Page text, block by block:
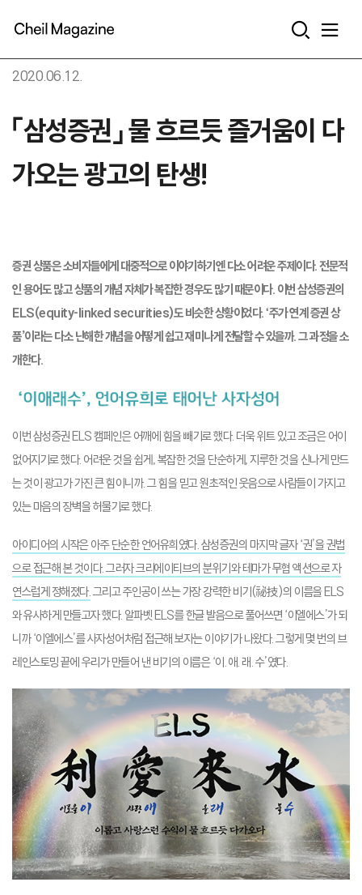
2020.06.12.
「삼성증권」 물 흐르듯 즐거움이 다
가오는 광고의 탄생!
증권 상품은 소비자들에게 대중적으로 이야기하기엔 다소 어려운 주제이다. 전문적
인 용어도 많고 상품의 개념 자체가 복잡한 경우도 많기 때문이다. 이번 삼성증권의
ELS(equity-linked securities)도 비슷한 상황이었다. ‘주가 연계 증권 상
품’이라는 다소 난해한 개념을 어떻게 쉽고 재미나게 전달할 수 있을까. 그 과정을 소
개한다.
이번 삼성증권 ELS 캠페인은 어깨에 힘을 빼기로 했다. 더욱 위트 있고 조금은 어이
없어지기로 했다. 어려운 것을 쉽게, 복잡한 것을 단순하게, 지루한 것을 신나게 만드
는 것이 광고가 가진 큰 힘이니까. 그 힘을 믿고 원초적인 웃음으로 사람들이 가지고
있는 마음의 장벽을 허물기로 했다.
아이디어의 시작은 아주 단순한 언어유희였다. 삼성증권의 마지막 글자 ‘권’을 권법
으로 접근해 본 것이다. 그러자 크리에이티브의 분위기와 테마가 무협 액션으로 자
연스럽게 정해졌다.그리고 주인공이 쓰는 가장 강력한 비기(祕技)의 이름을 ELS
와 유사하게 만들고자 했다. 알파벳 ELS를 한글 발음으로 풀어쓰면 ‘이엘에스’가 되
니까 ‘이엘에스’를 사자성어처럼 접근해 보자는 이야기가 나왔다. 그렇게 몇 번의 브
레인스토밍 끝에 우리가 만들어 낸 비기의 이름은 ‘이. 애. 래. 수’였다.